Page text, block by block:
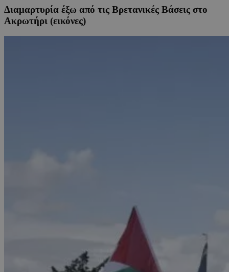
Διαμαρτυρία έξω από τις Βρετανικές Βάσεις στο
Ακρωτήρι (εικόνες)